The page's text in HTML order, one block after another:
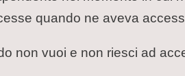
quando ne aveva
non vuoi e non riesci ad